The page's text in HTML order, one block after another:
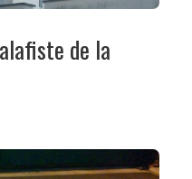
de la